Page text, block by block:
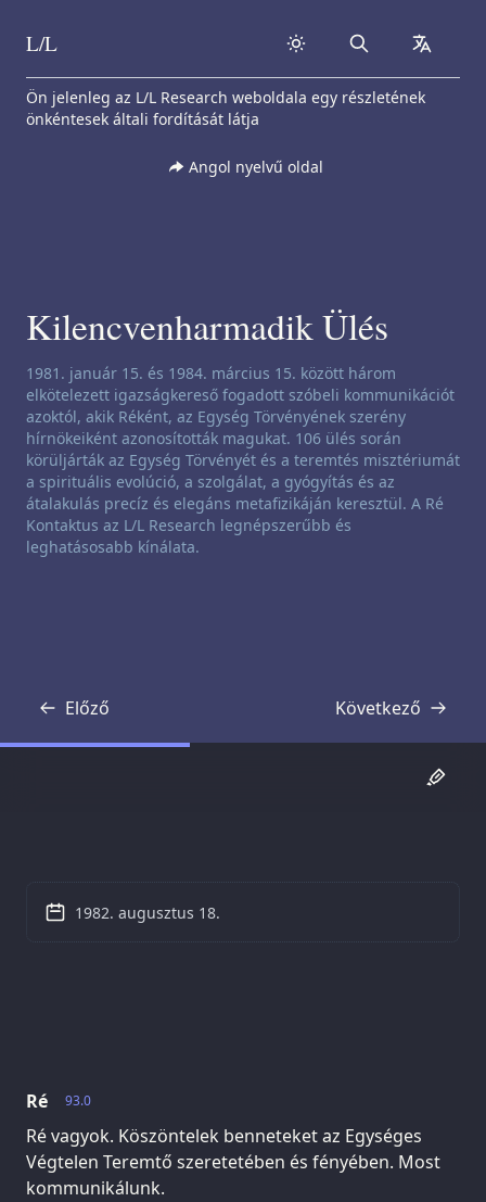
Skip to content
L/L Search
Ön jelenleg az L/L Research weboldala egy részletének
önkéntesek általi fordítását látja
Angol nyelvű oldal
Kilencvenharmadik Ülés
Csatornázási nyilatkozat:
1981. január 15. és 1984. március 15. között három
elkötelezett igazságkereső fogadott szóbeli kommunikációt
azoktól, akik Réként, az Egység Törvényének szerény
hírnökeiként azonosították magukat. 106 ülés során
körüljárták az Egység Törvényét és a teremtés misztériumát
a spirituális evolúció, a szolgálat, a gyógyítás és az
átalakulás precíz és elegáns metafizikáján keresztül. A Ré
Kontaktus az L/L Research legnépszerűbb és
leghatásosabb kínálata.
Előző
Átirat Következő
Átirat
93.0
Ré
Ré vagyok. Köszöntelek benneteket az Egységes
Végtelen Teremtő szeretetében és fényében. Most
kommunikálunk.
1982. augusztus 18.